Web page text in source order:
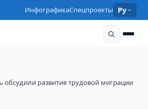
ИнфографикаСпецпроекты Ру
обсудили развитие трудовой миграции